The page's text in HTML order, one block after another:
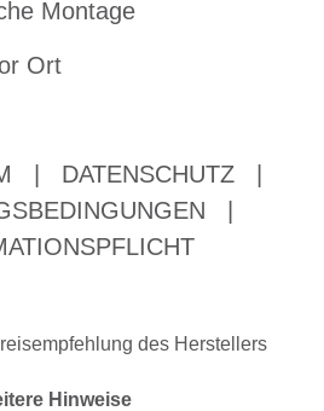
Montage
Ort
DATENSCHUTZ
des Herstellers
Hinweise